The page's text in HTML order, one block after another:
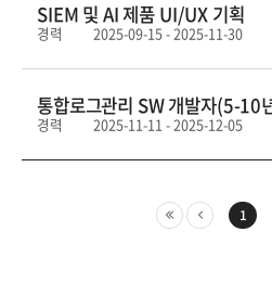
SIEM 및 AI 제품 UI/UX 기획
경력 2025-09-15 - 2025-11-30
통합로그관리 SW 개발자(5-10
경력 2025-11-11 - 2025-12-05
1